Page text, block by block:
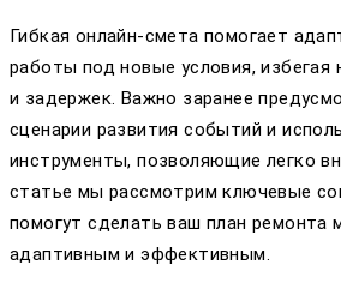
Гибкая онлайн-смета помогает
работы под новые условия, избегая
и задержек. Важно заранее
сценарии развития событий и
инструменты, позволяющие легко
статье мы рассмотрим ключевые
помогут сделать ваш план ремонта
адаптивным и эффективным.